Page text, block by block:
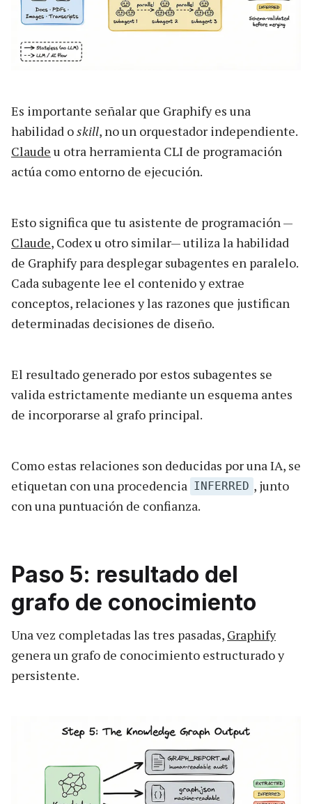
Es importante señalar que Graphify es una
habilidad oskill, no un orquestador independiente.
Claude u otra herramienta CLI de programación
actúa como entorno de ejecución.
Esto significa que tu asistente de programación —
Claude, Codex u otro similar— utiliza la habilidad
de Graphify para desplegar subagentes en paralelo.
Cada subagente lee el contenido y extrae
conceptos, relaciones y las razones que justifican
determinadas decisiones de diseño.
El resultado generado por estos subagentes se
valida estrictamente mediante un esquema antes
de incorporarse al grafo principal.
Como estas relaciones son deducidas por una IA, se
etiquetan con una procedencia INFERRED , junto
con una puntuación de confianza.
Paso 5: resultado del
grafo de conocimiento
Una vez completadas las tres pasadas, Graphify
genera un grafo de conocimiento estructurado y
persistente.